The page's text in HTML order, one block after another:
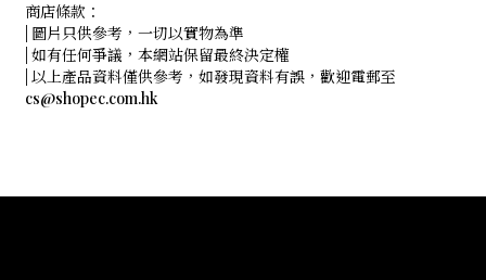
商店條款：
| 圖片只供參考，一切以實物為準
| 如有任何爭議，本網站保留最終決定權
| 以上產品資料僅供參考，如發現資料有誤，歡迎電郵至
cs@shopec.com.hk